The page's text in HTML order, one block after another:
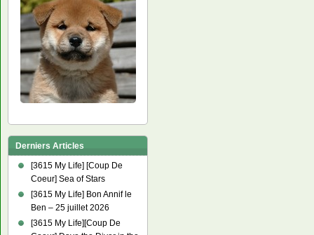
Derniers Articles
[3615 My Life] [Coup De
Coeur] Sea of Stars
[3615 My Life] Bon Annif le
Ben – 25 juillet 2026
[3615 My Life][Coup De